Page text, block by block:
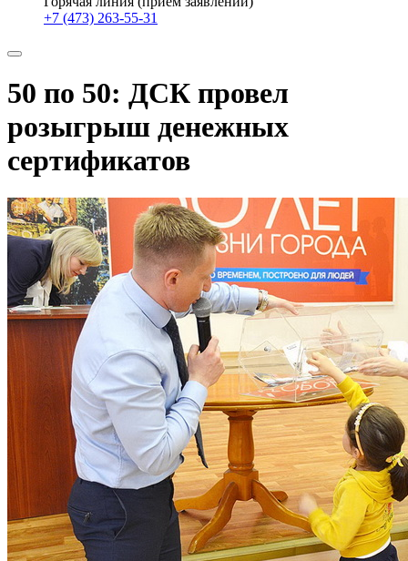
+7 (473) 263-55-31
50 по 50: ДСК провел
розыгрыш денежных
сертификатов